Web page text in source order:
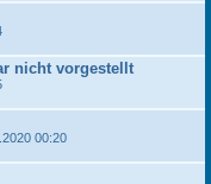
nicht vorgestellt
00:20